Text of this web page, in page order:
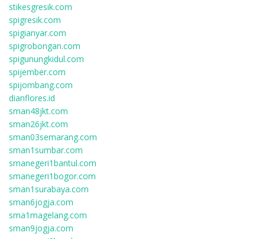
stikesgresik.com
spigresik.com
spigianyar.com
spigrobongan.com
spigunungkidul.com
spijember.com
spijombang.com
dianflores.id
sman48jkt.com
sman26jkt.com
sman03semarang.com
sman1sumbar.com
smanegeri1bantul.com
smanegeri1bogor.com
sman1surabaya.com
sman6jogja.com
sma1magelang.com
sman9jogja.com